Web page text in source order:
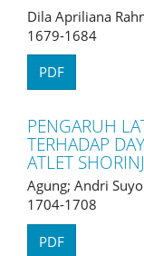
Dila Apriliana
1679-1684
PDF
PENGARUH
TERHADAP
ATLET
Agung; Andri
1704-1708
PDF